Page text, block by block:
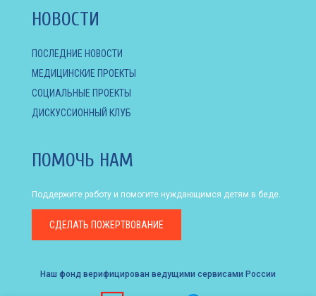
НОВОСТИ
ПОСЛЕДНИЕ НОВОСТИ
МЕДИЦИНСКИЕ ПРОЕКТЫ
СОЦИАЛЬНЫЕ ПРОЕКТЫ
ДИСКУССИОННЫЙ КЛУБ
ПОМОЧЬ НАМ
Поддержите работу и помогите нуждающимся детям в беде.
СДЕЛАТЬ ПОЖЕРТВОВАНИЕ
Наш фонд верифицирован ведущими сервисами России